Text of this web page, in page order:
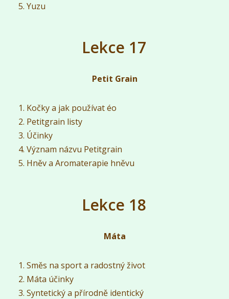
Yuzu
Lekce 17
Petit Grain
Kočky a jak používat éo
Petitgrain listy
Účinky
Význam názvu Petitgrain
Hněv a Aromaterapie hněvu
Lekce 18
Máta
Směs na sport a radostný život
Máta účinky
Syntetický a přírodně identický